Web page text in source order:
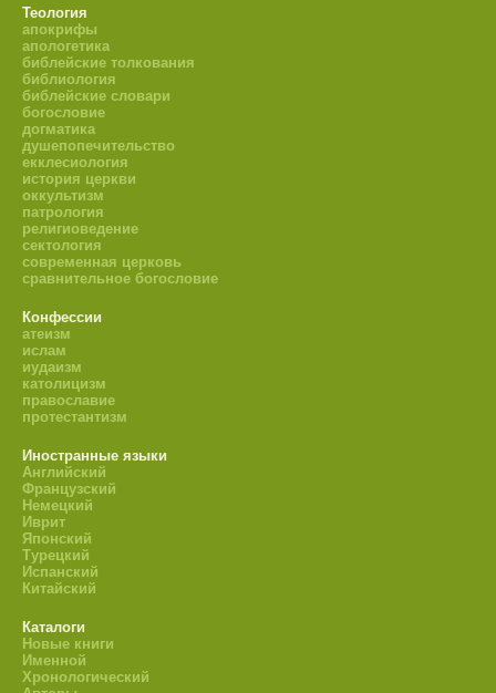
Теология
апокрифы
апологетика
библейские толкования
библиология
библейские словари
богословие
догматика
душепопечительство
екклесиология
история церкви
оккультизм
патрология
религиоведение
сектология
современная церковь
сравнительное богословие
Конфессии
атеизм
ислам
иудаизм
католицизм
православие
протестантизм
Иностранные языки
Английский
Французский
Немецкий
Иврит
Японский
Турецкий
Испанский
Китайский
Каталоги
Новые книги
Именной
Хронологический